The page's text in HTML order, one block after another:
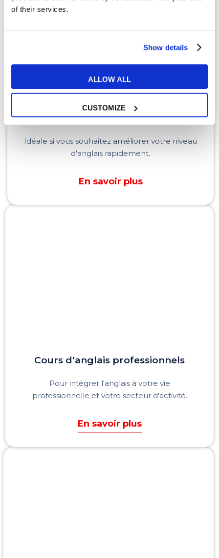
of their services.
Show details
ALLOW ALL
CUSTOMIZE
Cours d'anglais professionnels
Pour intégrer l'anglais à votre vie
professionnelle et votre secteur d'activité.
En savoir plus
Cours d'anglaisintensifs
Idéale si vous souhaitez améliorer votre niveau
d'anglais rapidement.
En savoir plus